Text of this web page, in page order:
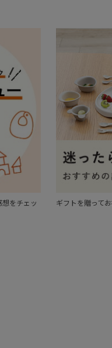
をチェッ ギフトを贈って